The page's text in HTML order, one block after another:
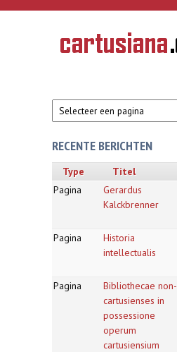
Overslaan en naar de inhoud gaan
Geschiedenis
van de
RECENTE BERICHTEN
Type Titel
Pagina
Gerardus
Kalckbrenner
Pagina
Historia
intellectualis
Pagina
Bibliothecae non-
cartusienses in
possessione
operum
cartusiensium